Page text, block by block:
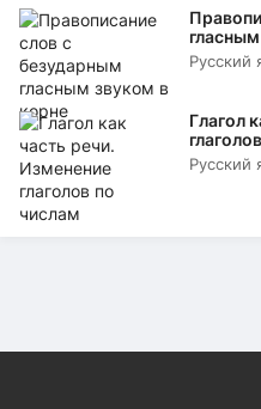
Русский
Глагол
Русский